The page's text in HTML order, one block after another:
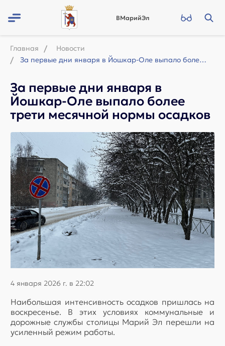
ВМарийЭл
Главная
Новости
За первые дни января в Йошкар-Оле выпало более трети месячной нормы осадков
За первые дни января в
Йошкар-Оле выпало более
трети месячной нормы осадков
4 января 2026 г. в 22:02
Наибольшая интенсивность осадков пришлась на
воскресенье. В этих условиях коммунальные и
дорожные службы столицы Марий Эл перешли на
усиленный режим работы.